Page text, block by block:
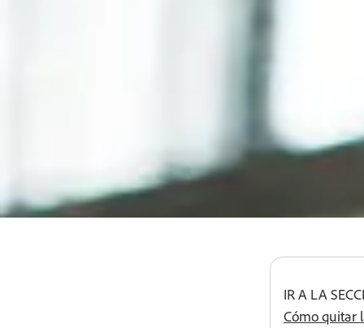
#fff
IR A LA
Cómo quitar